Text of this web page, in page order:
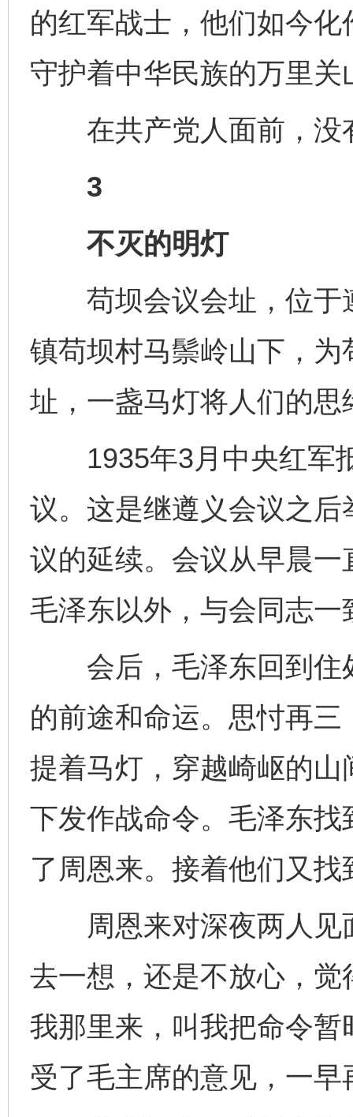
的红军战士，他们如今
守护着中华民族的万里关
在共产党人面前，没
3
不灭的明灯
苟坝会议会址，位于
镇苟坝村马鬃岭山下，
址，一盏马灯将人们的
1935年3月中央红军
议。这是继遵义会议之
议的延续。会议从早晨
毛泽东以外，与会同志
会后，毛泽东回到住
的前途和命运。思忖再
提着马灯，穿越崎岖的
下发作战命令。毛泽东
了周恩来。接着他们又
周恩来对深夜两人见
去一想，还是不放心，
我那里来，叫我把命令
受了毛主席的意见，一